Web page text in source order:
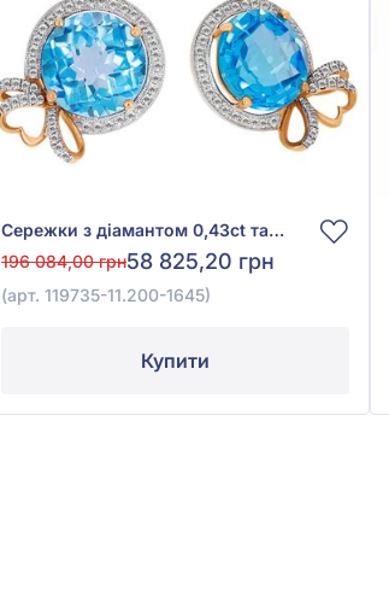
Сережки з діамантом 0,43ct та топазом Swiss Blue 9,94ct із червоного золота 585°, арт. 119735-11.200-1645
196 084,00 грн58 825,20 грн
(арт. 119735-11.200-1645)
Купити